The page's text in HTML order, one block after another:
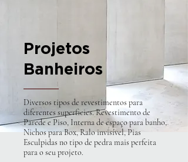
Projetos
Banheiros
Diversos tipos de revestimentos para
diferentes superficies. Revestimento de
Parede e Piso, Interna de espaço para banho,
Nichos para Box, Ralo invisível, Pias
Esculpidas no tipo de pedra mais perfeita
para o seu projeto.